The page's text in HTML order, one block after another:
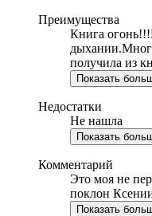
Преимущества
Книга
получила из
Показать
Недостатки
Не нашла
Показать
Комментарий
Это моя не
поклон
Показать